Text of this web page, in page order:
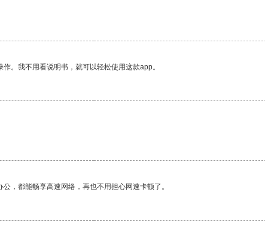
。我不用看说明书，就可以轻松使用这款app。
，都能畅享高速网络，再也不用担心网速卡顿了。